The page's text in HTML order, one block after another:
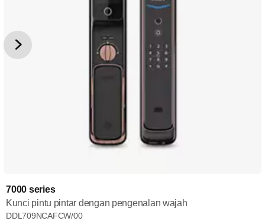
7000 series
Kunci pintu pintar dengan pengenalan wajah
DDL709NCAFCW/00